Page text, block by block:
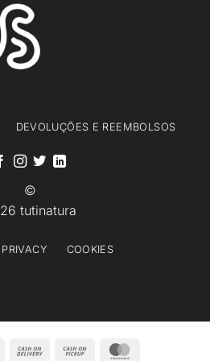
DEVOLUÇÕES E REEMBOLSOS
©
tutinatura
PRIVACY COOKIES
Bank
Cash
Cash